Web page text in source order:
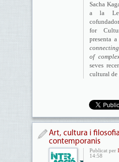
Sacha
a la
for
presenta
of
seves
cultural
Art, cultura i
contemporanis
Publicat per
14:58